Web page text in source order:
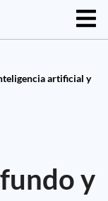
artificial y
y